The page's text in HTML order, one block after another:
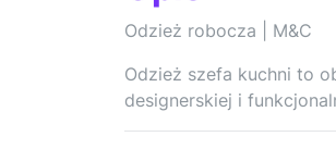
Odzież robocza | M&C
Odzież szefa kuchni to
designerskiej i